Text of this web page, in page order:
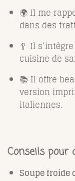
🌍 Il me
dans des
🥄 Il
cuisine de
📚 Il offre
version
italiennes.
Conseils pour
Soupe froide